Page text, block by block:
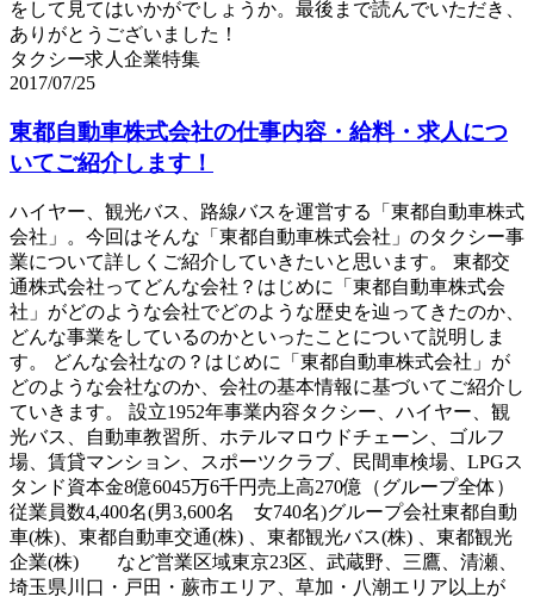
をして見てはいかがでしょうか。最後まで読んでいただき、
ありがとうございました！
タクシー求人企業特集
2017/07/25
東都自動車株式会社の仕事内容・給料・求人につ
いてご紹介します！
ハイヤー、観光バス、路線バスを運営する「東都自動車株式
会社」。今回はそんな「東都自動車株式会社」のタクシー事
業について詳しくご紹介していきたいと思います。 東都交
通株式会社ってどんな会社？はじめに「東都自動車株式会
社」がどのような会社でどのような歴史を辿ってきたのか、
どんな事業をしているのかといったことについて説明しま
す。 どんな会社なの？はじめに「東都自動車株式会社」が
どのような会社なのか、会社の基本情報に基づいてご紹介し
ていきます。 設立1952年事業内容タクシー、ハイヤー、観
光バス、自動車教習所、ホテルマロウドチェーン、ゴルフ
場、賃貸マンション、スポーツクラブ、民間車検場、LPGス
タンド資本金8億6045万6千円売上高270億（グループ全体）
従業員数4,400名(男3,600名 女740名)グループ会社東都自動
車(株)、東都自動車交通(株) 、東都観光バス(株) 、東都観光
企業(株) など営業区域東京23区、武蔵野、三鷹、清瀬、
埼玉県川口・戸田・蕨市エリア、草加・八潮エリア以上が